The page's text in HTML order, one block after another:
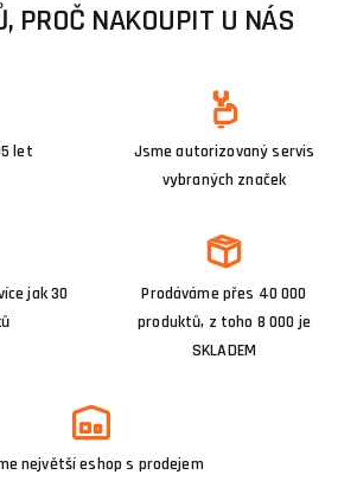
PROČ NAKOUPIT U NÁS
let
Jsme autorizovaný servis
vybraných značek
jak 30
Prodáváme přes 40 000
produktů, z toho 8 000 je
SKLADEM
největší eshop s prodejem